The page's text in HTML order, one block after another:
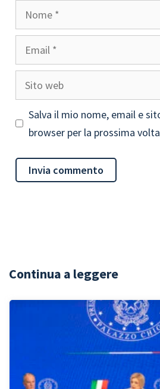
Nome
Email
Sito
web
Salva il mio nome, email e
browser per la prossima
Continua a leggere